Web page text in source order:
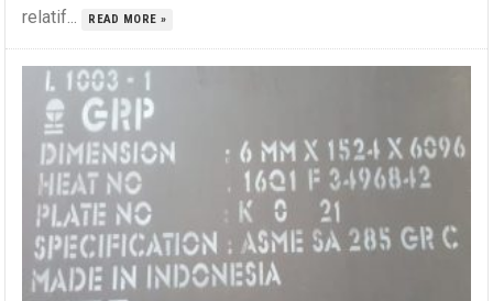
relatif...
READ MORE »